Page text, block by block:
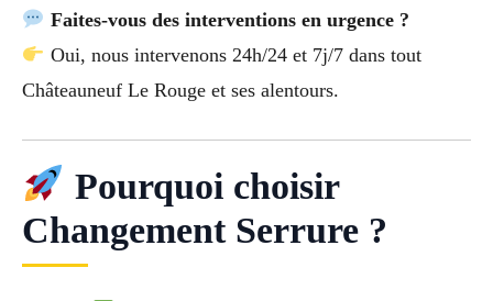
Faites-vous des interventions en urgence ?
Oui, nous intervenons 24h/24 et 7j/7 dans tout
Châteauneuf Le Rouge et ses alentours.
Pourquoi choisir
Changement Serrure ?